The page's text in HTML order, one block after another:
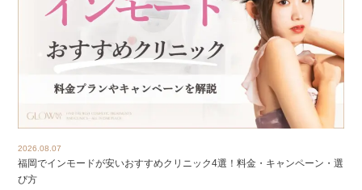
2026.08.07
福岡でインモードが安いおすすめクリニック4選！料金・キャンペーン・選
び方